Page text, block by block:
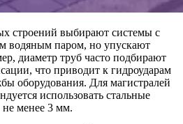
строений выбирают системы с
водяным паром, но упускают
диаметр труб часто подбирают
что приводит к гидроударам
оборудования. Для магистралей
использовать стальные
менее 3 мм.